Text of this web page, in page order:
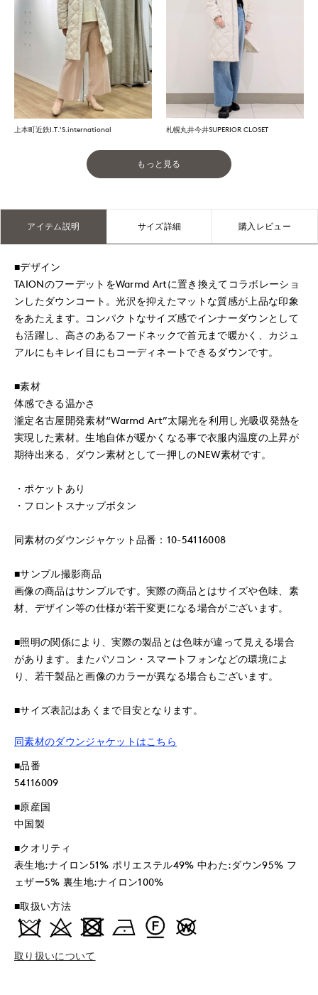
上本町近鉄I.T.'S.international 札幌丸井今井SUPERIOR CLOSET
もっと見る
アイテム説明 サイズ詳細 購入レビュー
■デザイン
TAIONのフーデットをWarmd Artに置き換えてコラボレーショ
ンしたダウンコート。光沢を抑えたマットな質感が上品な印象
をあたえます。コンパクトなサイズ感でインナーダウンとして
も活躍し、高さのあるフードネックで首元まで暖かく、カジュ
アルにもキレイ目にもコーディネートできるダウンです。
■素材
体感できる温かさ
瀧定名古屋開発素材“Warmd Art”太陽光を利用し光吸収発熱を
実現した素材。生地自体が暖かくなる事で衣服内温度の上昇が
期待出来る、ダウン素材として一押しのNEW素材です。
・ポケットあり
・フロントスナップボタン
同素材のダウンジャケット品番：10-54116008
■サンプル撮影商品
画像の商品はサンプルです。実際の商品とはサイズや色味、素
材、デザイン等の仕様が若干変更になる場合がございます。
■照明の関係により、実際の製品とは色味が違って見える場合
があります。またパソコン・スマートフォンなどの環境によ
り、若干製品と画像のカラーが異なる場合もございます。
■サイズ表記はあくまで目安となります。
同素材のダウンジャケットはこちら
■品番
54116009
■原産国
中国製
■クオリティ
表生地:ナイロン51% ポリエステル49% 中わた:ダウン95% フ
ェザー5% 裏生地:ナイロン100%
■取扱い方法
取り扱いについて